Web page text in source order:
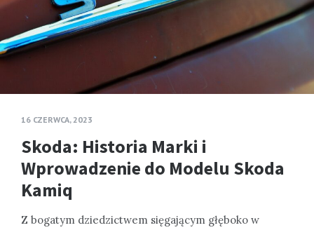
16 CZERWCA, 2023
Skoda: Historia Marki i
Wprowadzenie do Modelu Skoda
Kamiq
Z bogatym dziedzictwem sięgającym głęboko w